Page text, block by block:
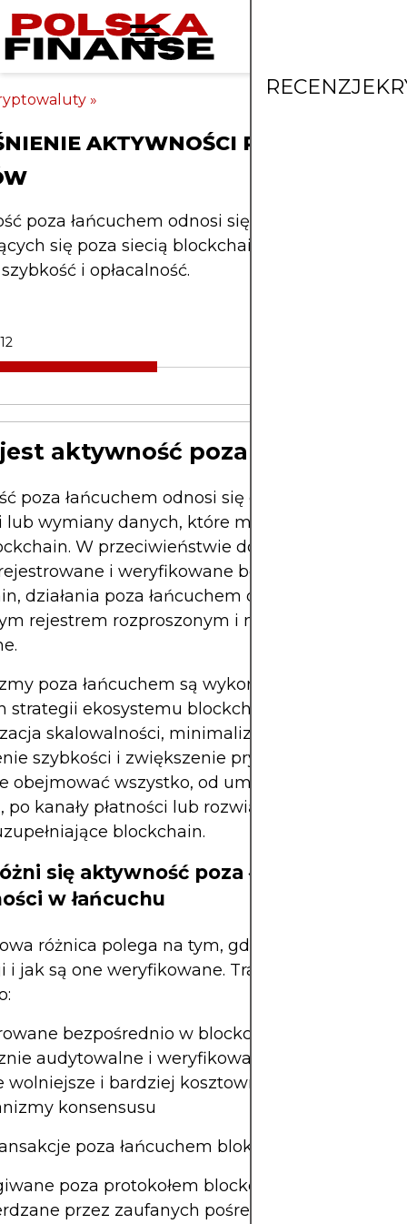
RECENZJE
»
AKTYWNOŚCI POZA
poza łańcuchem odnosi się do transakcji lub
się poza siecią blockchain, oferujących
i opłacalność.
aktywność poza łańcuchem?
poza łańcuchem odnosi się do wszelkich
lub wymiany danych, które mają miejsce poza
W przeciwieństwie do transakcji w
i weryfikowane bezpośrednio w
działania poza łańcuchem odbywają się poza
rejestrem rozproszonym i nie są do niego
poza łańcuchem są wykorzystywane w
strategii ekosystemu blockchain, których celem
skalowalności, minimalizacja kosztów
szybkości i zwiększenie prywatności
obejmować wszystko, od umów dwustronnych
po kanały płatności lub rozwiązania do
blockchain.
się aktywność poza łańcuchem od
w łańcuchu
różnica polega na tym, gdzie znajdują się
i jak są one weryfikowane. Transakcje w
bezpośrednio w blockchainie
audytowalne i weryfikowalne
wolniejsze i bardziej kosztowne ze względu na
konsensusu
poza łańcuchem bloków to:
poza protokołem blockchain
przez zaufanych pośredników lub za